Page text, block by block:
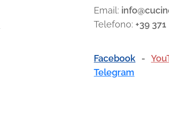
Email:
Telefono: +39
Facebook -
Telegram